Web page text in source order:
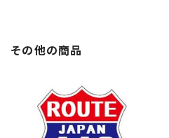
その他の商品